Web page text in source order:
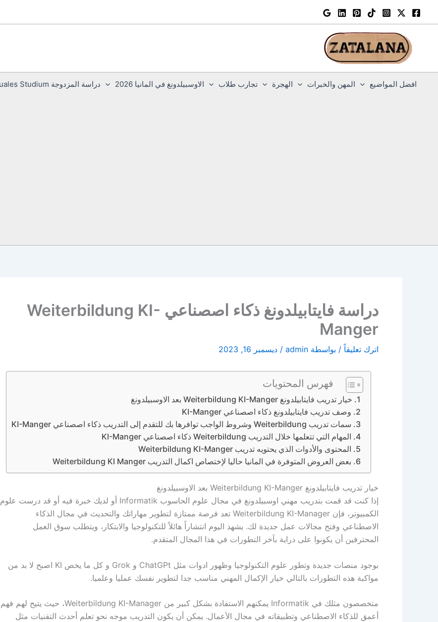
افضل المواضيع المهن والخبرات الهجرة تجارب طلاب الاوسبيلدونغ في المانيا 2026 دراسة المزدوجة Duales Studium
دراسة فايتابيلدونغ ذكاء اصصناعي Weiterbildung KI-
Manger
اترك تعليقاً / بواسطة admin
/ ديسمبر 16, 2023
فهرس المحتويات
خيار تدريب فايتابيلدونغ Weiterbildung KI-Manger بعد الاوسبيلدونغ
وصف تدريب فايتابيلدونغ ذكاء اصصناعي KI-Manger
سمات تدريب Weiterbildung وشروط الواجب توافرها بك للتقدم إلى التدريب ذكاء اصصناعي KI-Manger
المهام التي تتعلمها خلال التدريب Weiterbildung ذكاء اصصناعي KI-Manger
المحتوى والأدوات الذي يحتويه تدريب Weiterbildung KI-Manger
بعض العروض المتوفرة في المانيا حاليا لإختصاص اكمال التدريب Weiterbildung KI Manger
خيار تدريب فايتابيلدونغ Weiterbildung KI-Manger بعد الاوسبيلدونغ
إذا كنت قد قمت بتدريب مهني اوسبيلدونغ في مجال علوم الحاسوب Informatik أو لديك خبرة فيه أو قد درست علوم
الكمبيوتر، فإن Weiterbildung KI-Manager تعد فرصة ممتازة لتطوير مهاراتك والتحديث في مجال الذكاء
الاصطناعي وفتح مجالات عمل جديدة لك. يشهد اليوم انتشاراً هائلاً للتكنولوجيا والابتكار، ويتطلب سوق العمل
المحترفين أن يكونوا على دراية بآخر التطورات في هذا المجال المتقدم.
بوجود منصات جديدة وتطور علوم التكنولوجيا وظهور ادوات مثل ChatGPt و Grok و كل ما يخص KI اصبح لا بد من
مواكبة هذه التطورات بالتالي خيار الإكمال المهني مناسب جدا لتطوير نفسك عمليا وعلميا.
متخصصون مثلك في Informatik يمكنهم الاستفادة بشكل كبير من Weiterbildung KI-Manager، حيث يتيح لهم فهم
أعمق للذكاء الاصطناعي وتطبيقاته في مجال الأعمال. يمكن أن يكون التدريب موجه نحو تعلم أحدث التقنيات مثل